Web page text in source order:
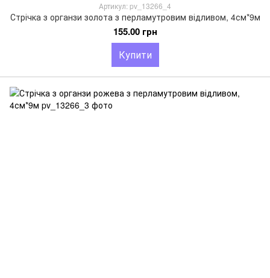
Артикул: pv_13266_4
Стрічка з органзи золота з перламутровим відливом, 4см*9м
155.00 грн
Купити